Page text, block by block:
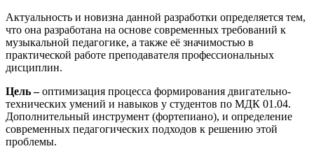
Актуальность и новизна данной разработки определяется тем,
что она разработана на основе современных требований к
музыкальной педагогике, а также её значимостью в
практической работе преподавателя профессиональных
дисциплин.
Цель –оптимизация процесса формирования двигательно-
технических умений и навыков у студентов по МДК 01.04.
Дополнительный инструмент (фортепиано), и определение
современных педагогических подходов к решению этой
проблемы.